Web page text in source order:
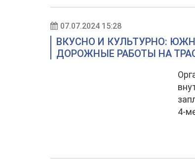
07.07.2024 15:28
ВКУСНО И КУЛЬТУРНО:
ДОРОЖНЫЕ РАБОТЫ НА
4-